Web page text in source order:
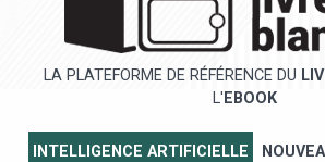
LA PLATEFORME DE RÉFÉRENCE DU
L' EBOOK
INTELLIGENCE ARTIFICIELLE